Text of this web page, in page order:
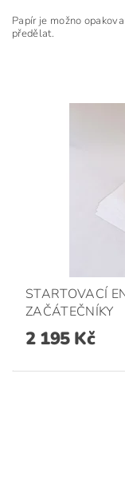
Papír je možno
předělat.
STARTOVACÍ
ZAČÁTEČNÍKY
2 195 Kč